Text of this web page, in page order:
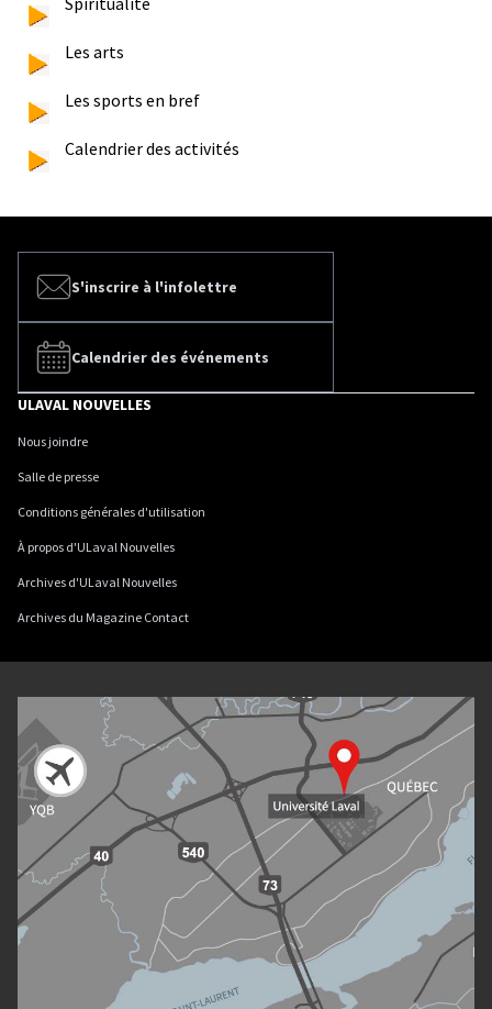
Les arts
Les sports en bref
Calendrier des activités
S'inscrire à l'infolettre
Calendrier des événements
ULAVAL NOUVELLES
Nous joindre
Salle de presse
Conditions générales d'utilisation
À propos d'ULaval Nouvelles
Archives d'ULaval Nouvelles
Archives du Magazine Contact